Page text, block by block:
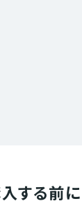
する前に